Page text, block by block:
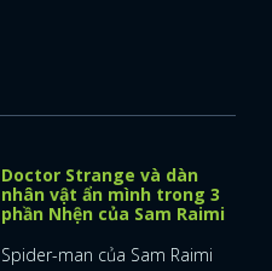
Doctor Strange và dàn
nhân vật ẩn mình trong 3
phần Nhện của Sam Raimi
Spider-man của Sam Raimi